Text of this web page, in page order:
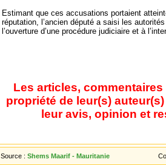
Estimant que ces accusations portaient
réputation, l’ancien député a saisi les
l’ouverture d’une procédure judiciaire et à
Les articles,
propriété de leur(s)
leur avis, opinion et
Source : Shems Maarif - Mauritanie